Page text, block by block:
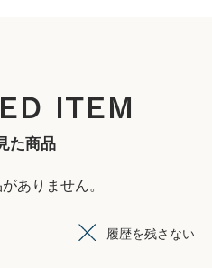
ITEM
た商品
ありません。
履歴を残さない